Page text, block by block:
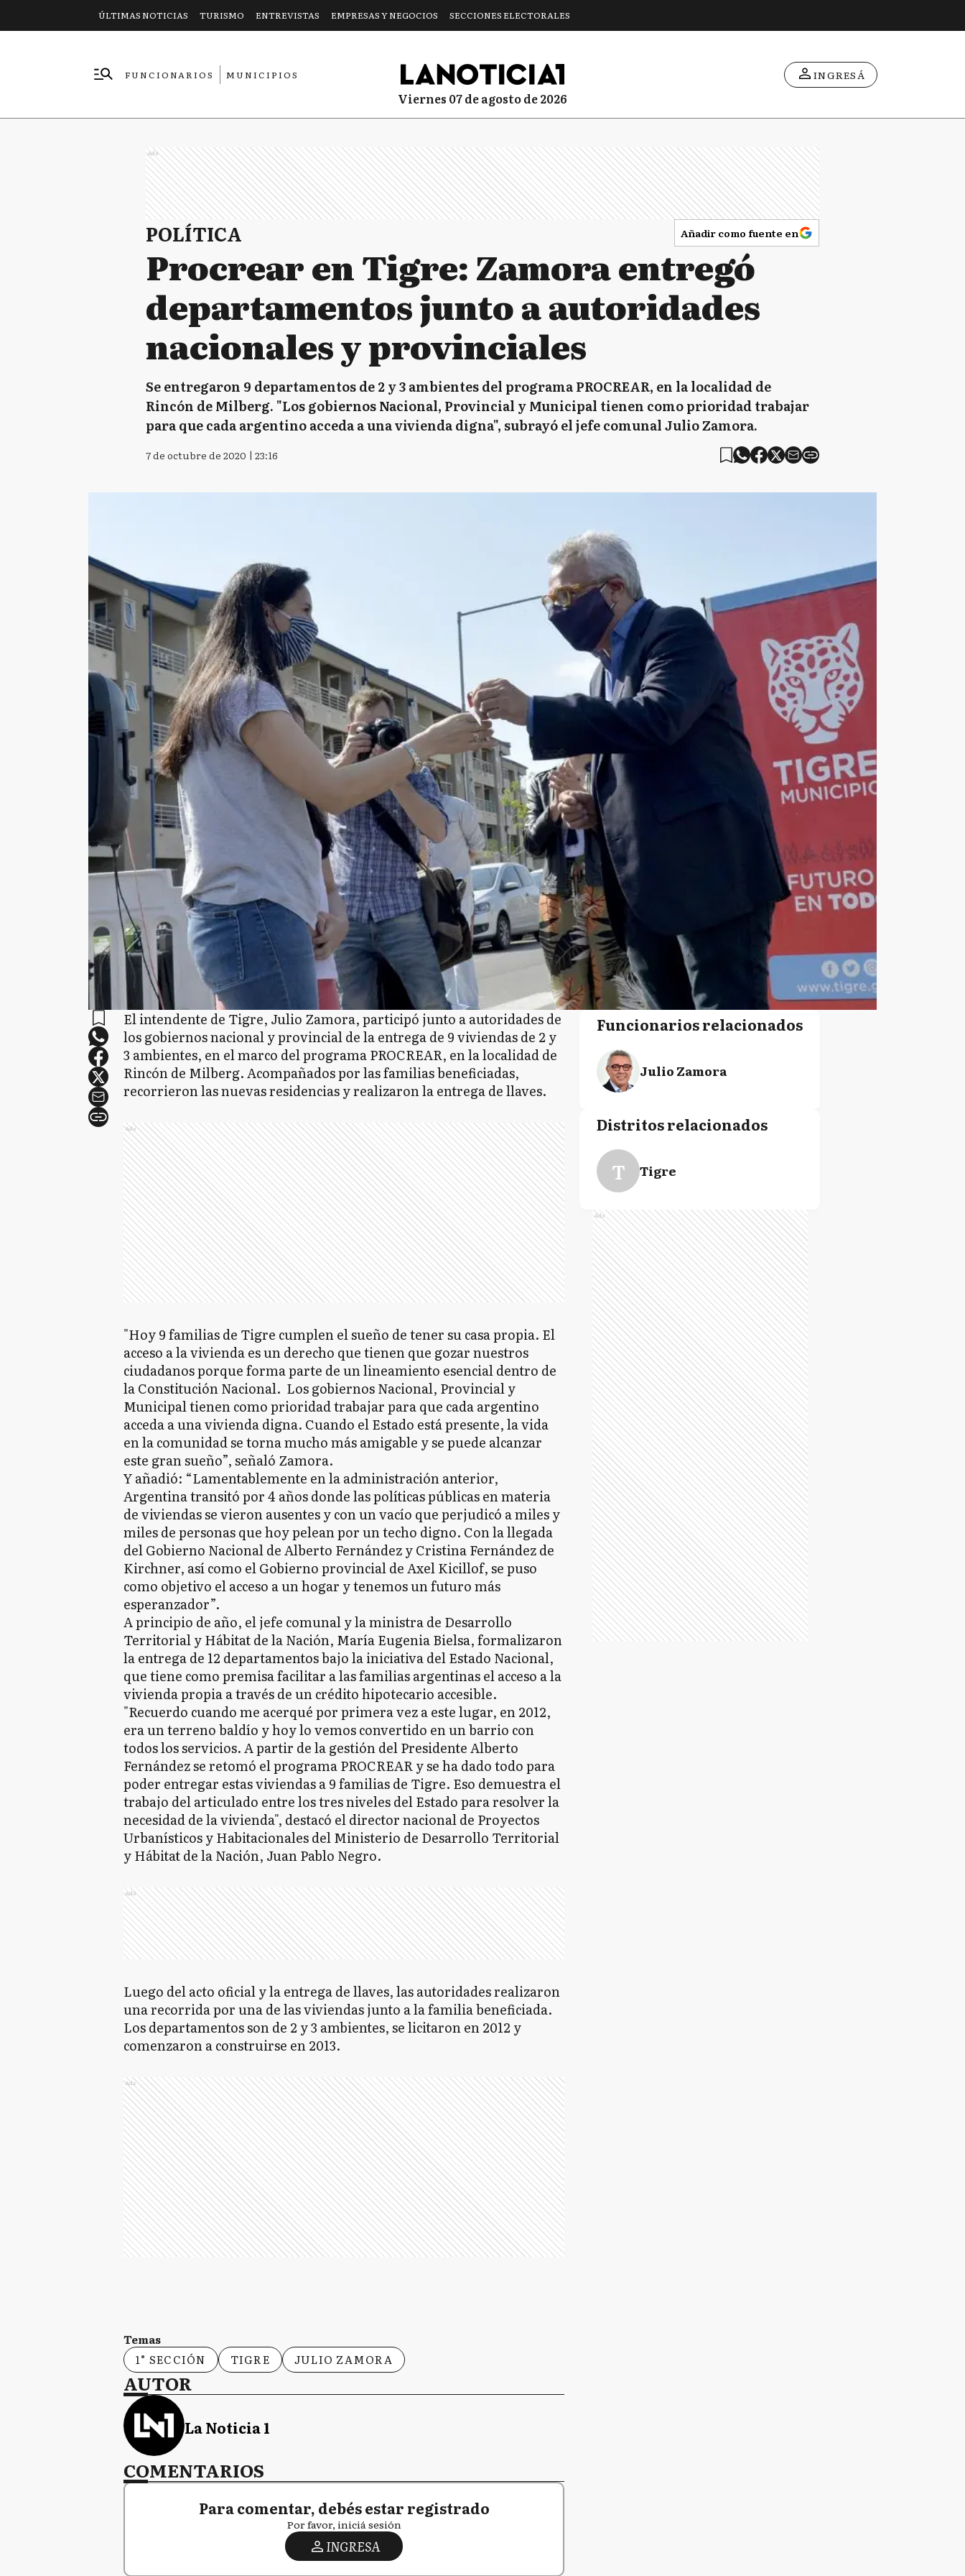
ÚLTIMAS NOTICIAS TURISMO ENTREVISTAS EMPRESAS Y NEGOCIOS SECCIONES ELECTORALES
FUNCIONARIOS
MUNICIPIOS
viernes 07 de agosto de 2026
INGRESÁ
Ads
POLÍTICA Añadir como fuente en
Procrear en Tigre: Zamora entregó
departamentos junto a autoridades
nacionales y provinciales
Se entregaron 9 departamentos de 2 y 3 ambientes del programa PROCREAR, en la localidad de
Rincón de Milberg. "Los gobiernos Nacional, Provincial y Municipal tienen como prioridad trabajar
para que cada argentino acceda a una vivienda digna", subrayó el jefe comunal Julio Zamora.
7 de octubre de 2020 | 23:16
El intendente de Tigre, Julio Zamora, participó junto a autoridades de
los gobiernos nacional y provincial de la entrega de 9 viviendas de 2 y
3 ambientes, en el marco del programa PROCREAR, en la localidad de
Rincón de Milberg. Acompañados por las familias beneficiadas,
recorrieron las nuevas residencias y realizaron la entrega de llaves.
Ads
"Hoy 9 familias de Tigre cumplen el sueño de tener su casa propia. El
acceso a la vivienda es un derecho que tienen que gozar nuestros
ciudadanos porque forma parte de un lineamiento esencial dentro de
la Constitución Nacional. Los gobiernos Nacional, Provincial y
Municipal tienen como prioridad trabajar para que cada argentino
acceda a una vivienda digna. Cuando el Estado está presente, la vida
en la comunidad se torna mucho más amigable y se puede alcanzar
este gran sueño”, señaló Zamora.
Y añadió: “Lamentablemente en la administración anterior,
Argentina transitó por 4 años donde las políticas públicas en materia
de viviendas se vieron ausentes y con un vacío que perjudicó a miles y
miles de personas que hoy pelean por un techo digno. Con la llegada
del Gobierno Nacional de Alberto Fernández y Cristina Fernández de
Kirchner, así como el Gobierno provincial de Axel Kicillof, se puso
como objetivo el acceso a un hogar y tenemos un futuro más
esperanzador”.
A principio de año, el jefe comunal y la ministra de Desarrollo
Territorial y Hábitat de la Nación, María Eugenia Bielsa, formalizaron
la entrega de 12 departamentos bajo la iniciativa del Estado Nacional,
que tiene como premisa facilitar a las familias argentinas el acceso a la
vivienda propia a través de un crédito hipotecario accesible.
"Recuerdo cuando me acerqué por primera vez a este lugar, en 2012,
era un terreno baldío y hoy lo vemos convertido en un barrio con
todos los servicios. A partir de la gestión del Presidente Alberto
Fernández se retomó el programa PROCREAR y se ha dado todo para
poder entregar estas viviendas a 9 familias de Tigre. Eso demuestra el
trabajo del articulado entre los tres niveles del Estado para resolver la
necesidad de la vivienda", destacó el director nacional de Proyectos
Urbanísticos y Habitacionales del Ministerio de Desarrollo Territorial
y Hábitat de la Nación, Juan Pablo Negro.
Ads
Luego del acto oficial y la entrega de llaves, las autoridades realizaron
una recorrida por una de las viviendas junto a la familia beneficiada.
Los departamentos son de 2 y 3 ambientes, se licitaron en 2012 y
comenzaron a construirse en 2013.
Ads
Temas
1° SECCIÓN
TIGRE JULIO ZAMORA
AUTOR
La Noticia 1
COMENTARIOS
Para comentar, debés estar registrado
Por favor, iniciá sesión
INGRESA
Funcionarios relacionados
Julio Zamora
Distritos relacionados
T Tigre
Ads